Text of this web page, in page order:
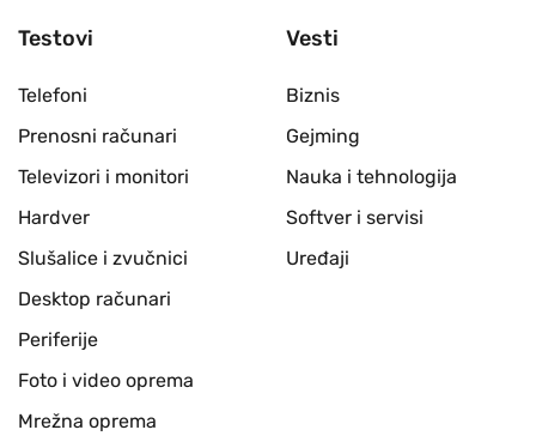
Testovi
Telefoni
Prenosni računari
Televizori i monitori
Hardver
Slušalice i zvučnici
Desktop računari
Periferije
Foto i video oprema
Mrežna oprema
Vesti
Biznis
Gejming
Nauka i tehnologija
Softver i servisi
Uređaji